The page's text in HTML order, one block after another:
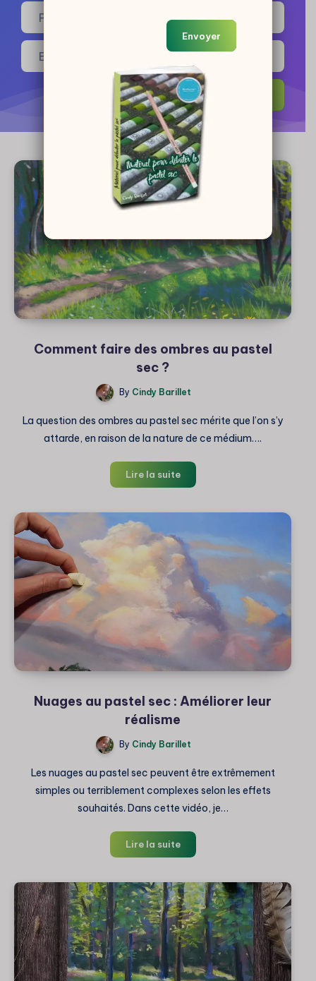
Comment faire des ombres au pastel
sec ?
By Cindy Barillet
La question des ombres au pastel sec mérite que l’on s’y
attarde, en raison de la nature de ce médium….
Lire la suiteComment
faire
au
pastel
sec
Nuages au pastel sec : Améliorer leur
réalisme
By Cindy Barillet
Les nuages au pastel sec peuvent être extrêmement
simples ou terriblement complexes selon les effets
souhaités. Dans cette vidéo, je…
Lire la suiteNuages
au
sec
:
Améliorer
leur
réalisme
Envoyer